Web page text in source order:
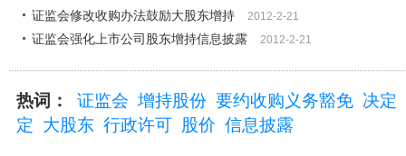
证监会修改收购办法鼓励大股东增持 2012-2-21
证监会强化上市公司股东增持信息披露 2012-2-21
热词： 证监会 增持股份 要约收购义务豁免 决定
定
大股东 行政许可 股价 信息披露